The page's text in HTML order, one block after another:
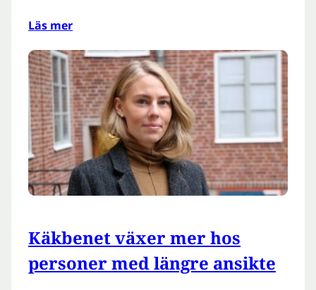
Läs mer
Käkbenet växer mer hos
personer med längre ansikte